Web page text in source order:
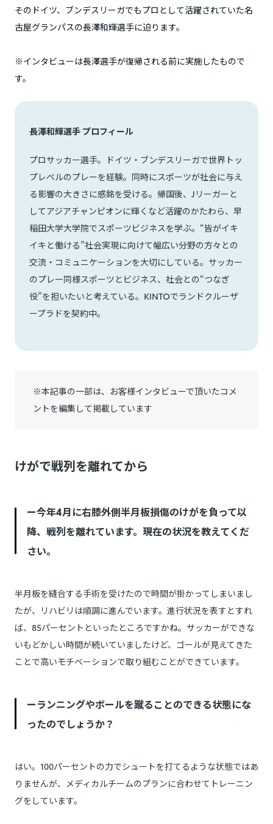
そのドイツ、ブンデスリーガでもプロとして活躍されていた名
古屋グランパスの長澤和輝選手に迫ります。
※インタビューは長澤選手が復帰される前に実施したもので
す。
長澤和輝選手 プロフィール
プロサッカー選手。ドイツ・ブンデスリーガで世界トッ
プレベルのプレーを経験。同時にスポーツが社会に与え
る影響の大きさに感銘を受ける。帰国後、Jリーガーと
してアジアチャンピオンに輝くなど活躍のかたわら、早
稲田大学大学院でスポーツビジネスを学ぶ。“皆がイキ
イキと働ける”社会実現に向けて幅広い分野の方々との
交流・コミュニケーションを大切にしている。サッカー
のプレー同様スポーツとビジネス、社会との“つなぎ
役”を担いたいと考えている。KINTOでランドクルーザ
ープラドを契約中。
※本記事の一部は、お客様インタビューで頂いたコメ
ントを編集して掲載しています
けがで戦列を離れてから
ー今年4月に右膝外側半月板損傷のけがを負って以
降、戦列を離れています。現在の状況を教えてくだ
さい。
半月板を縫合する手術を受けたので時間が掛かってしまいまし
たが、リハビリは順調に進んでいます。進行状況を表すとすれ
ば、85パーセントといったところですかね。サッカーができな
いもどかしい時間が続いていましたけど、ゴールが見えてきた
ことで高いモチベーションで取り組むことができています。
ーランニングやボールを蹴ることのできる状態にな
ったのでしょうか？
はい。100パーセントの力でシュートを打てるような状態ではあ
りませんが、メディカルチームのプランに合わせてトレーニン
グをしています。